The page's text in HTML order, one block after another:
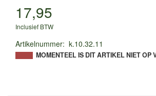
17,95
Inclusief BTW
Artikelnummer: k.10.32.11
MOMENTEEL IS DIT ARTIKEL NIET OP